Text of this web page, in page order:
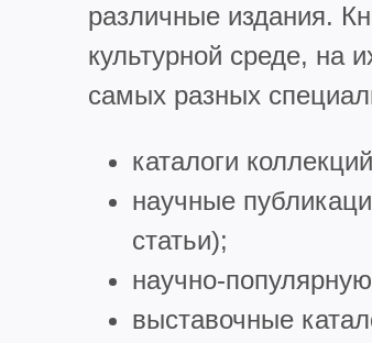
различные издания.
культурной среде, на
самых разных
каталоги
научные
статьи);
научно-
выставочные